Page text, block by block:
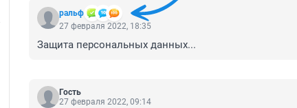
ральф
27 февраля 2022, 18:35
Защита персональных данных...
Гость
27 февраля 2022, 09:14